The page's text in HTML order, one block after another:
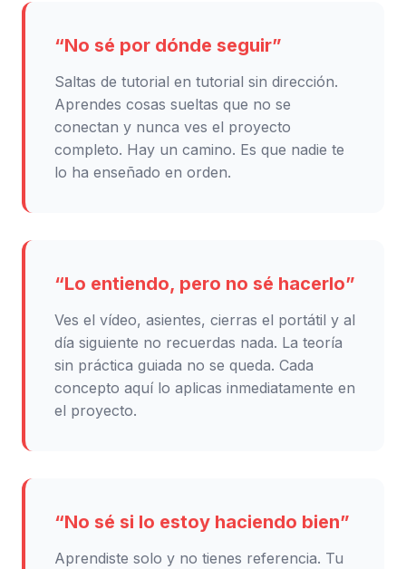
“No sé por dónde seguir”
Saltas de tutorial en tutorial sin dirección.
Aprendes cosas sueltas que no se
conectan y nunca ves el proyecto
completo. Hay un camino. Es que nadie te
lo ha enseñado en orden.
“Lo entiendo, pero no sé hacerlo”
Ves el vídeo, asientes, cierras el portátil y al
día siguiente no recuerdas nada. La teoría
sin práctica guiada no se queda. Cada
concepto aquí lo aplicas inmediatamente en
el proyecto.
“No sé si lo estoy haciendo bien”
Aprendiste solo y no tienes referencia. Tu